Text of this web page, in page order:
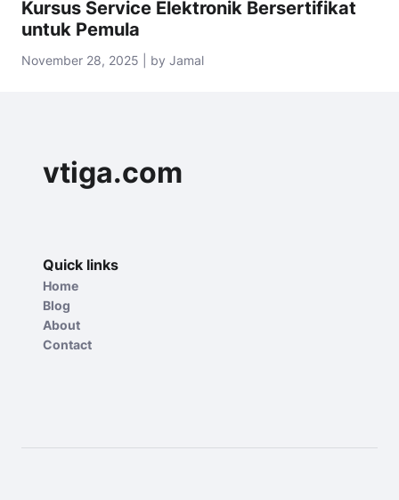
Kursus Service Elektronik Bersertifikat
untuk Pemula
November 28, 2025 | by Jamal
vtiga.com
Quick links
Home
Blog
About
Contact